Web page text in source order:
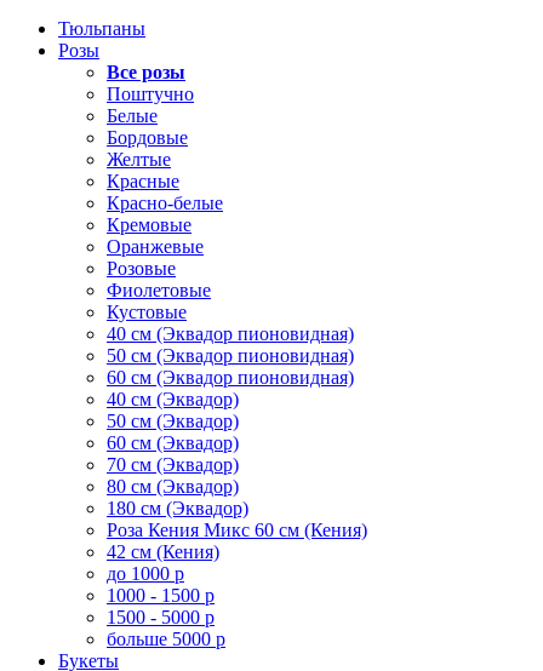
Тюльпаны
Розы
Все розы
Поштучно
Белые
Бордовые
Желтые
Красные
Красно-белые
Кремовые
Оранжевые
Розовые
Фиолетовые
Кустовые
40 см (Эквадор пионовидная)
50 см (Эквадор пионовидная)
60 см (Эквадор пионовидная)
40 см (Эквадор)
50 см (Эквадор)
60 см (Эквадор)
70 см (Эквадор)
80 см (Эквадор)
180 см (Эквадор)
Роза Кения Микс 60 см (Кения)
42 см (Кения)
до 1000 р
1000 - 1500 р
1500 - 5000 р
больше 5000 р
Букеты